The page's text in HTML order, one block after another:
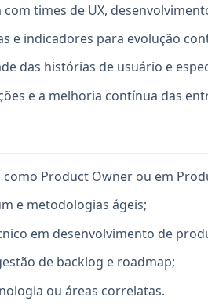
times de UX,
e indicadores para evolução
das histórias de usuário e
e a melhoria contínua das
como Product Owner ou em
e metodologias ágeis;
em desenvolvimento de
de backlog e roadmap;
ou áreas correlatas.